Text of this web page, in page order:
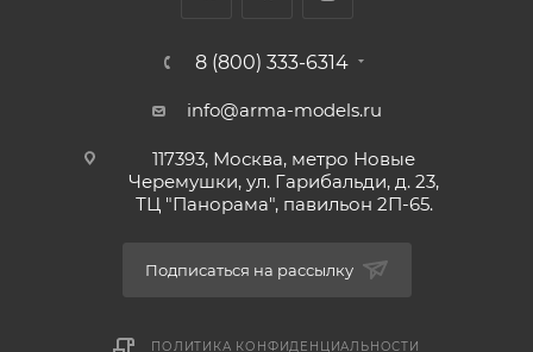
8 (800) 333-6314
info@arma-models.ru
117393, Москва, метро Новые
Черемушки, ул. Гарибальди, д. 23,
ТЦ "Панорама", павильон 2П-65.
Подписаться на рассылку
ПОЛИТИКА КОНФИДЕНЦИАЛЬНОСТИ